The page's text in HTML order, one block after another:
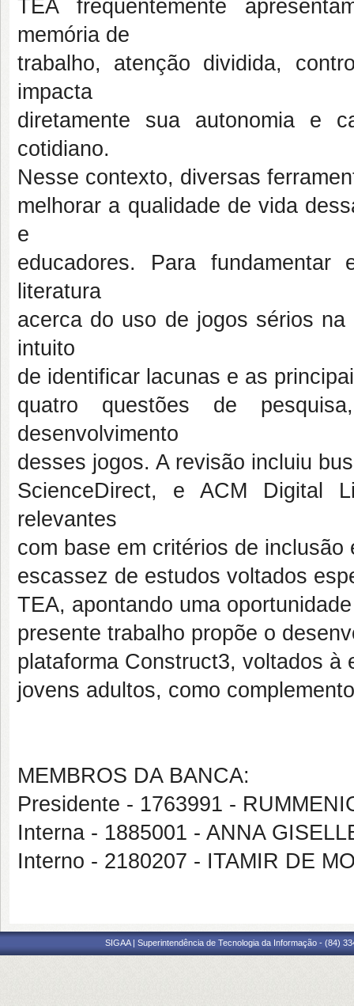
TEA frequentemente
memória de
trabalho, atenção dividida,
impacta
diretamente sua autonomia e
cotidiano.
Nesse contexto, diversas
melhorar a qualidade de vida
e
educadores. Para
literatura
acerca do uso de jogos sérios
intuito
de identificar lacunas e as
quatro questões de
desenvolvimento
desses jogos. A revisão incluiu
ScienceDirect, e ACM Digital
relevantes
com base em critérios de
escassez de estudos voltados
TEA, apontando uma
presente trabalho propõe o
plataforma Construct3, voltados à
jovens adultos, como
MEMBROS DA BANCA:
Presidente - 1763991 -
Interna - 1885001 - ANNA
Interno - 2180207 - ITAMIR DE
SIGAA | Superintendência de Tecnologia da Informação - (84)